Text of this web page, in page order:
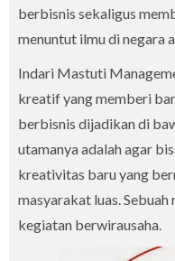
berbisnis sekaligus
menuntut ilmu di negara
Indari Mastuti
kreatif yang memberi
berbisnis dijadikan di
utamanya adalah agar
kreativitas baru yang
masyarakat luas.
kegiatan berwirausaha.